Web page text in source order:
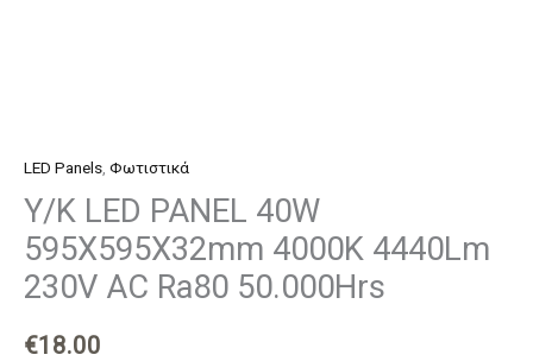
LED Panels, Φωτιστικά
Υ/Κ LED PANEL 40W
595X595X32mm 4000K 4440Lm
230V AC Ra80 50.000Hrs
€18.00